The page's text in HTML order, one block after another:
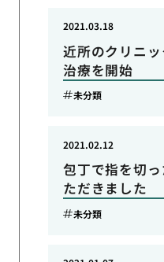
近所のクリニ
治療を開始
2021.03.18
未分類
包丁で指を切
ただきました
2021.02.12
未分類